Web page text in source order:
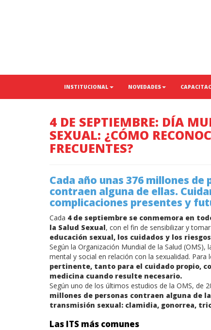
INSTITUCIONAL NOVEDADES
4 DE SEPTIEMBRE: DÍA
SEXUAL: ¿CÓMO
FRECUENTES?
Cada año unas 376 millones
contraen alguna de ellas.
complicaciones presentes y
Cada 4 de septiembre se conmemora en
la Salud Sexual, con el fin de sensibilizar y
educación sexual, los cuidados y los
Según la Organización Mundial de la Salud
mental y social en relación con la sexualidad. Para
pertinente, tanto para el cuidado propio,
medicina cuando resulte necesario.
Según uno de los últimos estudios de la OMS, de
millones de personas contraen alguna de
transmisión sexual: clamidia, gonorrea,
Las ITS más comunes